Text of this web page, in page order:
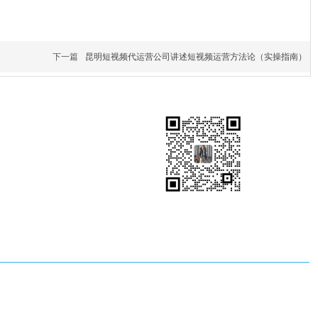
下一篇 昆明短视频代运营公司讲述短视频运营方法论（实操指南）